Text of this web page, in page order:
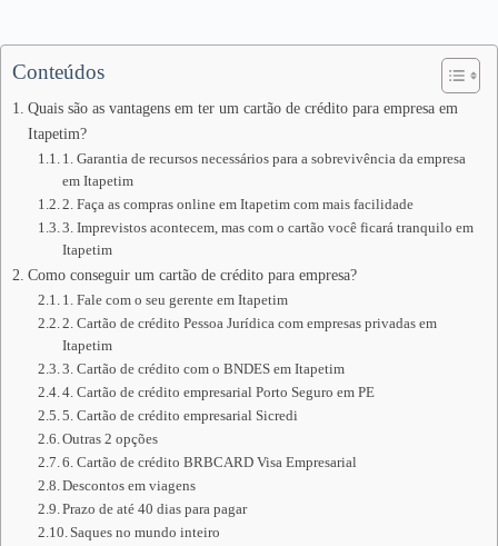
Conteúdos
Quais são as vantagens em ter um cartão de crédito para empresa em
Itapetim?
1. Garantia de recursos necessários para a sobrevivência da empresa
em Itapetim
2. Faça as compras online em Itapetim com mais facilidade
3. Imprevistos acontecem, mas com o cartão você ficará tranquilo em
Itapetim
Como conseguir um cartão de crédito para empresa?
1. Fale com o seu gerente em Itapetim
2. Cartão de crédito Pessoa Jurídica com empresas privadas em
Itapetim
3. Cartão de crédito com o BNDES em Itapetim
4. Cartão de crédito empresarial Porto Seguro em PE
5. Cartão de crédito empresarial Sicredi
Outras 2 opções
6. Cartão de crédito BRBCARD Visa Empresarial
Descontos em viagens
Prazo de até 40 dias para pagar
Saques no mundo inteiro